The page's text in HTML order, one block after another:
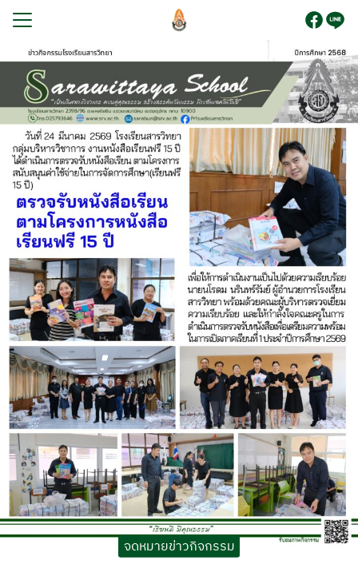
content
ก
นักเรียน
ะกันคุณภาพการศึกษา
รงเรียน
านภายใน
สัมพันธ์
รา
ะกันอุบัติเหตุ
Search
for:
จดหมายข่าวกิจกรรม